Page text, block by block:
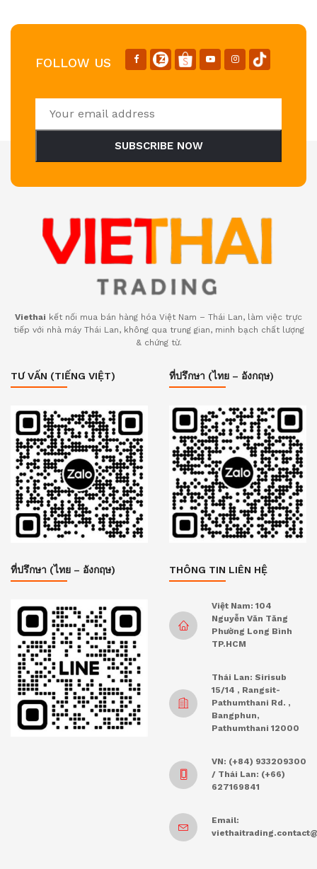
FOLLOW US
SUBSCRIBE NOW
Viethai kết nối mua bán hàng hóa Việt Nam – Thái Lan, làm việc trực
tiếp với nhà máy Thái Lan, không qua trung gian, minh bạch chất lượng
& chứng từ.
TƯ VẤN (TIẾNG VIỆT) ที่ปรึกษา (ไทย – อังกฤษ)
ที่ปรึกษา (ไทย – อังกฤษ) THÔNG TIN LIÊN HỆ
Việt Nam: 104
Nguyễn Văn Tăng
Phường Long Bình
TP.HCM
Thái Lan: Sirisub
15/14 , Rangsit-
Pathumthani Rd. ,
Bangphun,
Pathumthani 12000
VN: (+84) 933209300
/ Thái Lan: (+66)
627169841
Email: